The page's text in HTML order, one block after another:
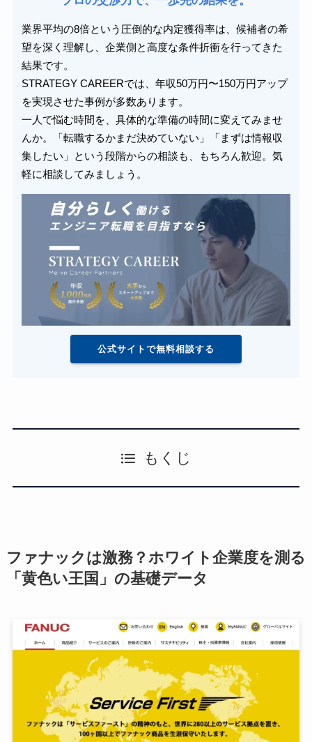
業界平均の8倍という圧倒的な内定獲得率は、候補者の希
望を深く理解し、企業側と高度な条件折衝を行ってきた
結果です。
STRATEGY CAREERでは、年収50万円〜150万円アップ
を実現させた事例が多数あります。
一人で悩む時間を、具体的な準備の時間に変えてみませ
んか。「転職するかまだ決めていない」「まずは情報収
集したい」という段階からの相談も、もちろん歓迎。気
軽に相談してみましょう。
公式サイトで無料相談する
もくじ
ファナックは激務？ホワイト企業度を測る
「黄色い王国」の基礎データ